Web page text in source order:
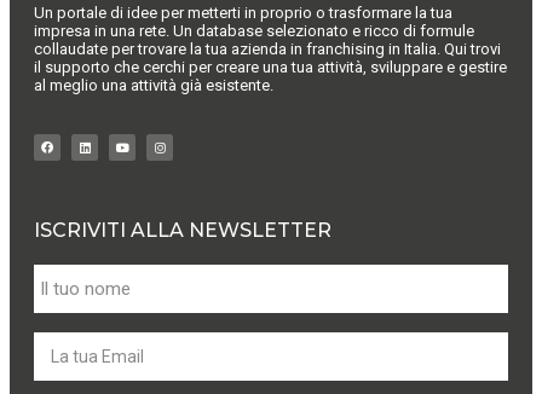
Un portale di idee per metterti in proprio o trasformare la tua
impresa in una rete. Un database selezionato e ricco di formule
collaudate per trovare la tua azienda in franchising in Italia. Qui trovi
il supporto che cerchi per creare una tua attività, sviluppare e gestire
al meglio una attività già esistente.
ISCRIVITI ALLA NEWSLETTER